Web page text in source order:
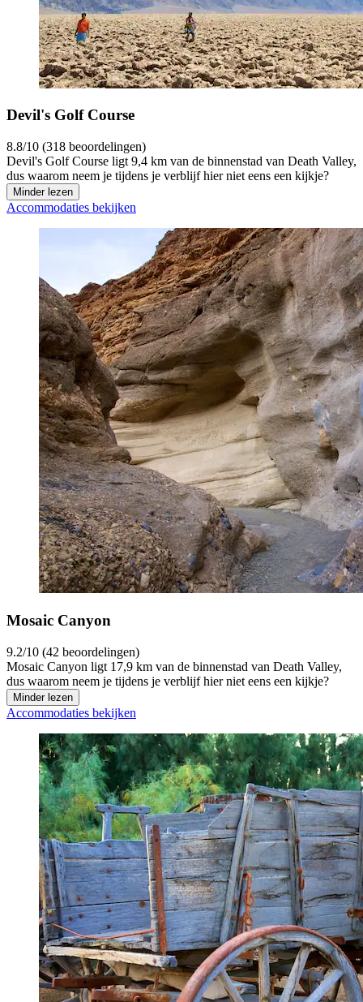
Devil's Golf Course
8.8/10 (318 beoordelingen)
Devil's Golf Course ligt 9,4 km van de binnenstad van Death Valley,
dus waarom neem je tijdens je verblijf hier niet eens een kijkje?
Minder lezen
Accommodaties bekijken
Mosaic Canyon
9.2/10 (42 beoordelingen)
Mosaic Canyon ligt 17,9 km van de binnenstad van Death Valley,
dus waarom neem je tijdens je verblijf hier niet eens een kijkje?
Minder lezen
Accommodaties bekijken